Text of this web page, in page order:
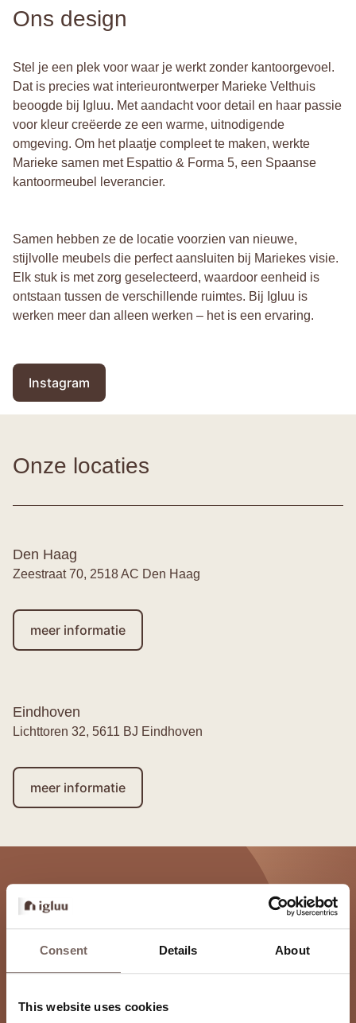
Consent Details About
This website uses cookies
Ons design
Stel je een plek voor waar je werkt zonder kantoorgevoel.
Dat is precies wat interieurontwerper Marieke Velthuis
beoogde bij Igluu. Met aandacht voor detail en haar passie
voor kleur creëerde ze een warme, uitnodigende
omgeving. Om het plaatje compleet te maken, werkte
Marieke samen met Espattio & Forma 5, een Spaanse
kantoormeubel leverancier.
Samen hebben ze de locatie voorzien van nieuwe,
stijlvolle meubels die perfect aansluiten bij Mariekes visie.
Elk stuk is met zorg geselecteerd, waardoor eenheid is
ontstaan tussen de verschillende ruimtes. Bij Igluu is
werken meer dan alleen werken – het is een ervaring.
Instagram
Onze locaties
Den Haag
Zeestraat 70, 2518 AC Den Haag
meer informatie
Eindhoven
Lichttoren 32, 5611 BJ Eindhoven
meer informatie
Werken bij Igluu
stage?
Solliciteer